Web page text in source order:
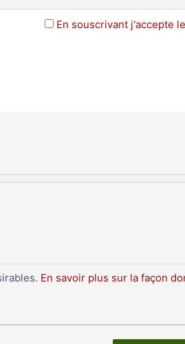
En souscrivant j'accepte
En savoir plus sur la façon